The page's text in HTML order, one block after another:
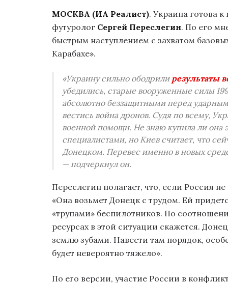
МОСКВА (ИА Реалист). Украина готова
футуролог Сергей Переслегин. По его
быстрым наступлением с захватом
Карабахе».
«Украину сильно ободрили результаты
убедились, старые вооруженные силы
абсолютно беззащитными перед
вестись война дронов. Судя по всему,
военной помощи. Не знаю купила ли она
специалистами, но Киев считает, что
Донецком. Перевес именно в новых
— подчеркнул он.
Переслегин полагает, что, если Россия
«Она возьмет Донецк с трудом. Ей
«трупами» беспилотников. По
ресурсах в этой ситуации скажется.
землю зубами. Навести там порядок,
будет невероятно тяжело».
По его версии, участие России в